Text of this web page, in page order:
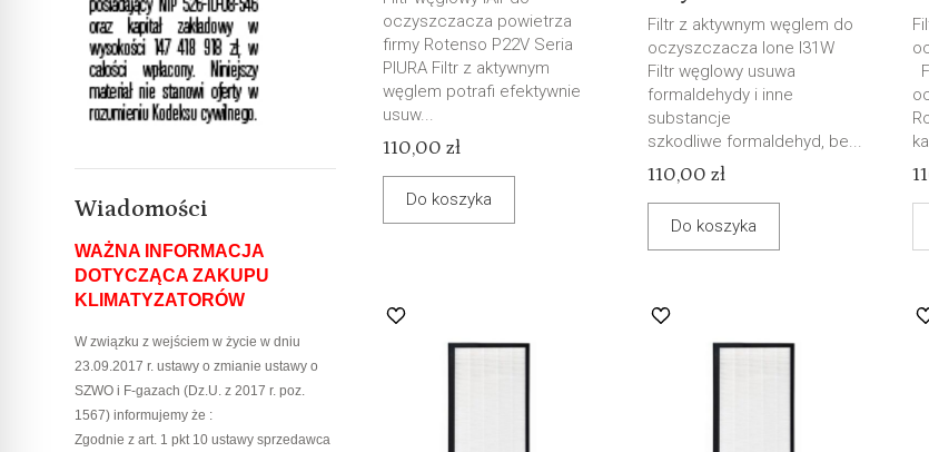
oczyszczacza powietrza
firmy Rotenso P22V Seria
PIURA Filtr z aktywnym
węglem potrafi efektywnie
usuw...
110,00 zł
Do koszyka
Filtr z aktywnym węglem do
oczyszczacza Ione I31W
Filtr węglowy usuwa
formaldehydy i inne
substancje
szkodliwe formaldehyd, be...
110,00 zł
Do koszyka
Wiadomości
WAŻNA INFORMACJA
DOTYCZĄCA ZAKUPU
KLIMATYZATORÓW
W związku z wejściem w życie w dniu
23.09.2017 r. ustawy o zmianie ustawy o
SZWO i F-gazach (Dz.U. z 2017 r. poz.
1567) informujemy że :
Zgodnie z art. 1 pkt 10 ustawy sprzedawca